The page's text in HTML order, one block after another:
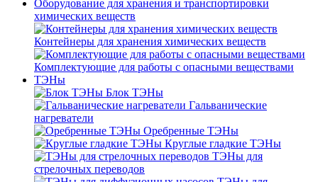
Оборудование для хранения и транспортировки
химических веществ
Контейнеры для хранения химических веществ
Комплектующие для работы с опасными веществами
ТЭНы
Блок ТЭНы
Гальванические
нагреватели
Оребренные ТЭНы
Круглые гладкие ТЭНы
ТЭНы для
стрелочных переводов